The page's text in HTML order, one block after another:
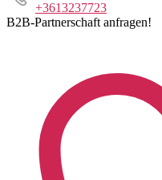
+3613237723
B2B-Partnerschaft anfragen!